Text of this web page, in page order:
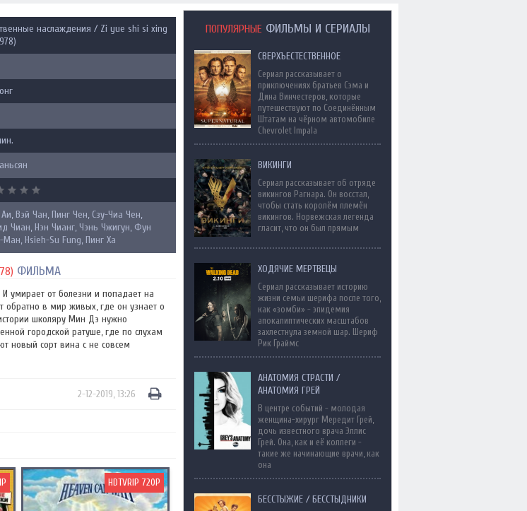
наслаждения / Zi yue shi si xing
Вэй Чан, Пинг Чен, Сзу-Чиа Чен,
Чиан, Нэн Чианг, Чэнь Чжигун, Фун
Ман, Hsieh-Su Fung, Пинг Ха
ФИЛЬМА
умирает от болезни и попадает на
в мир живых, где он узнает о
школяру Мин Дэ нужно
городской ратуше, где по слухам
новый сорт вина с не совсем
2-12-2019, 13:26
HDTVRIP 720P
ПОПУЛЯРНЫЕ ФИЛЬМЫ И СЕРИАЛЫ
СВЕРХЪЕСТЕСТВЕННОЕ
Сериал рассказывает о
приключениях братьев Сэма и
Дина Винчестеров, которые
путешествуют по Соединённым
Штатам на чёрном автомобиле
Chevrolet Impala
ВИКИНГИ
Сериал рассказывает об отряде
викингов Рагнара. Он восстал,
чтобы стать королём племён
викингов. Норвежская легенда
гласит, что он был прямым
ХОДЯЧИЕ МЕРТВЕЦЫ
Сериал рассказывает историю
жизни семьи шерифа после того,
как «зомби» - эпидемия
апокалиптических масштабов
захлестнула земной шар. Шериф
Рик Граймс
АНАТОМИЯ СТРАСТИ /
АНАТОМИЯ ГРЕЙ
В центре событий - молодая
женщина-хирург Мередит Грей,
дочь известного врача Эллис
Грей. Она, как и её коллеги -
такие же начинающие врачи, как
она
БЕССТЫЖИЕ / БЕССТЫДНИКИ